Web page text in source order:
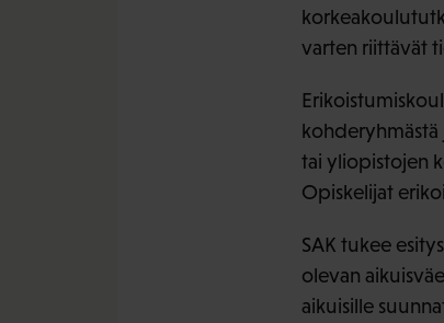
varten riittävät
kohderyhmästä
tai yliopistojen
Opiskelijat
SAK tukee
olevan
aikuisille